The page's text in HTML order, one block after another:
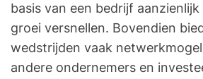
basis van een bedrijf
groei versnellen. Bovendien
wedstrijden vaak
andere ondernemers en